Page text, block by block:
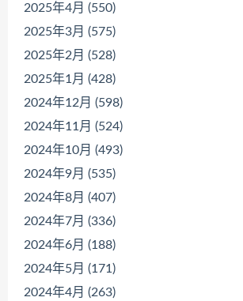
2025年4月 (550)
2025年3月 (575)
2025年2月 (528)
2025年1月 (428)
2024年12月 (598)
2024年11月 (524)
2024年10月 (493)
2024年9月 (535)
2024年8月 (407)
2024年7月 (336)
2024年6月 (188)
2024年5月 (171)
2024年4月 (263)